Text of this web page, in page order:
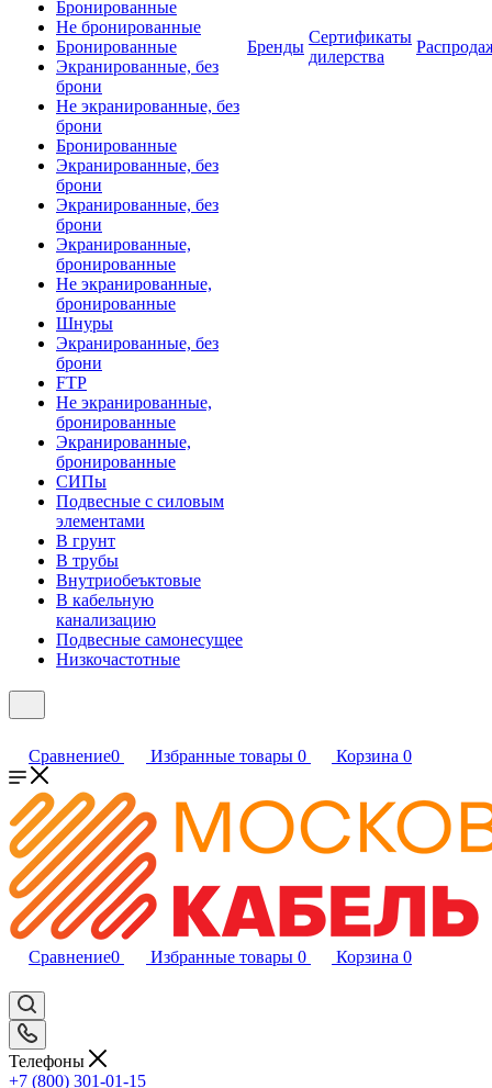
Бронированные
Не бронированные
Бронированные
Экранированные, без
брони
Не экранированные, без
брони
Бронированные
Экранированные, без
брони
Экранированные, без
брони
Экранированные,
бронированные
Не экранированные,
бронированные
Шнуры
Экранированные, без
брони
FTP
Не экранированные,
бронированные
Экранированные,
бронированные
СИПы
Подвесные с силовым
элементами
В грунт
В трубы
Внутриобеъктовые
В кабельную
канализацию
Подвесные самонесущее
Низкочастотные
Бренды
Сертификаты
дилерства
Сравнение0 Избранные товары 0 Корзина 0
Сравнение0 Избранные товары 0 Корзина 0
Телефоны
+7 (800) 301-01-15